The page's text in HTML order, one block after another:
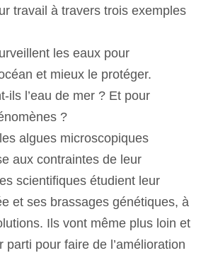
travail à travers trois exemples
les eaux pour
et mieux le protéger.
ils l’eau de mer ? Et pour
?
algues microscopiques
aux contraintes de leur
scientifiques étudient leur
et ses brassages génétiques, à
Ils vont même plus loin et
parti pour faire de l’amélioration